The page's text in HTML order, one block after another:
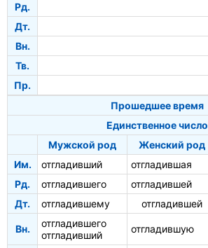
Рд.
Дт.
Вн.
Тв.
Пр.
Прошедшее время
Единственное число
Мужской род
Женский род
Им.
отгладивший отгладившая
Рд.
отгладившего отгладившей
Дт.
отгладившему отгладившей
Вн.
отгладившего
отгладивший
отгладившую